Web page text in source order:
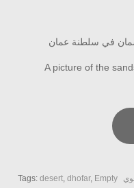
في سلطنة عمان
A picture of the
Tags: desert, dhofar, Empty